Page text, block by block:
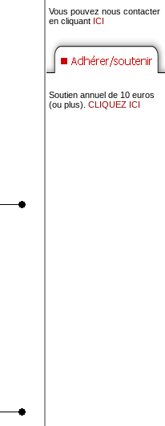
Vous pouvez nous contacter
en cliquant ICI
Soutien annuel de 10 euros
(ou plus). CLIQUEZ ICI